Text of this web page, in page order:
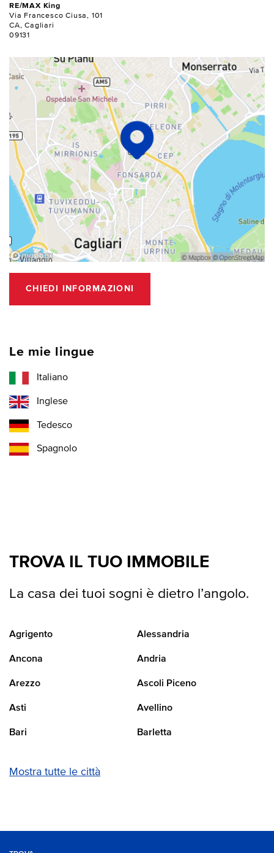
RE/MAX King
Via Francesco Ciusa, 101
CA, Cagliari
09131
CHIEDI INFORMAZIONI
Le mie lingue
Italiano
Inglese
Tedesco
Spagnolo
TROVA IL TUO IMMOBILE
La casa dei tuoi sogni è dietro l’angolo.
Agrigento Alessandria
Ancona Andria
Arezzo Ascoli Piceno
Asti Avellino
Bari Barletta
Mostra tutte le città